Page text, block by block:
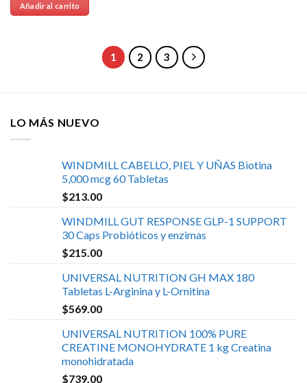
Añadir al carrito
1 2 3
LO MÁS NUEVO
WINDMILL CABELLO, PIEL Y UÑAS Biotina
5,000 mcg 60 Tabletas
$213.00
WINDMILL GUT RESPONSE GLP-1 SUPPORT
30 Caps Probióticos y enzimas
$215.00
UNIVERSAL NUTRITION GH MAX 180
Tabletas L-Arginina y L-Ornitina
$569.00
UNIVERSAL NUTRITION 100% PURE
CREATINE MONOHYDRATE 1 kg Creatina
monohidratada
$739.00